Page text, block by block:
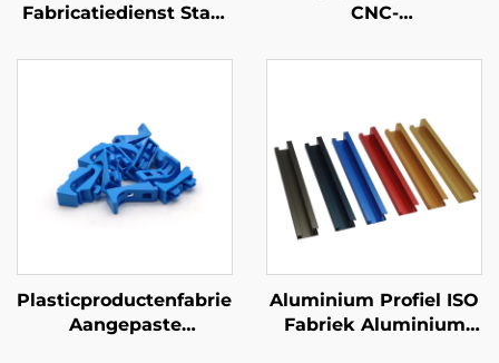
Fabricatiedienst Staal
onderdelen met Gele
CNC-
Staal / Aluminium
Plasticproductenfabriek
Aangepaste
Aluminium Profiel ISO
Fabriek Aluminium